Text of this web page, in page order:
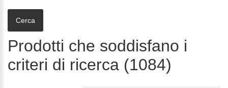
Prodotti che soddisfano i
criteri di ricerca (1084)